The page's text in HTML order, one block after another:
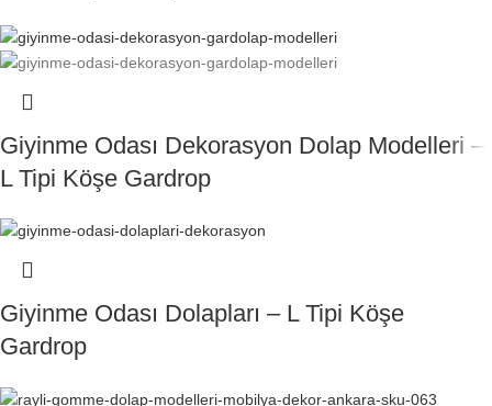
Giyinme Odası Dekorasyon Dolap Modelleri –
L Tipi Köşe Gardrop
Giyinme Odası Dolapları – L Tipi Köşe
Gardrop